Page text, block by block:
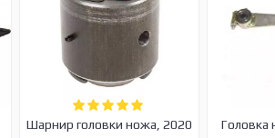
Шарнир головки ножа, 2020 Головка